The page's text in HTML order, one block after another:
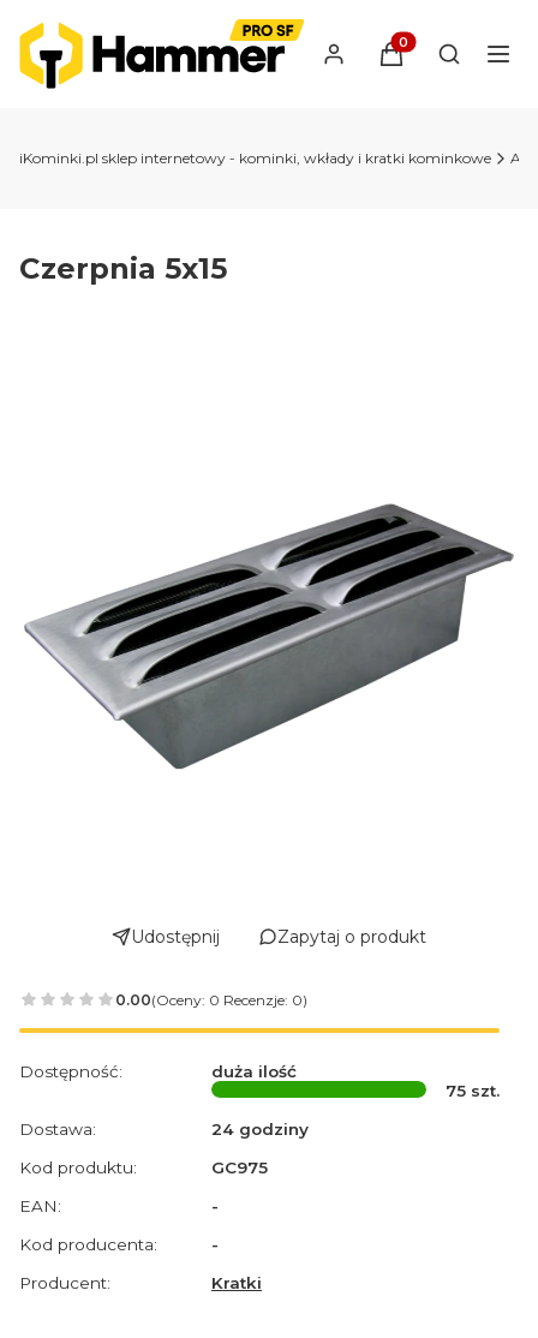
Produkty w
Otwórz
iKominki.pl sklep internetowy - kominki, wkłady i kratki kominkowe
Czerpnia 5x15
Udostępnij Zapytaj o produkt
0.00(Oceny: 0 Recenzje: 0)
Dostępność:
duża ilość
75 szt.
Dostawa:
24 godziny
Kod produktu:
GC975
EAN:
-
Kod producenta:
-
Producent:
Kratki